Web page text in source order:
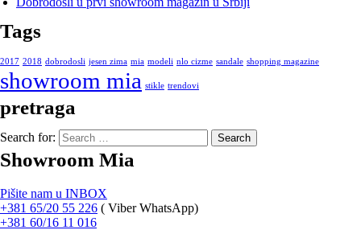
Tags
2017 2018 dobrodosli jesen zima mia modeli nlo cizme sandale shopping magazine
showroom mia stikle trendovi
pretraga
Search for:
Showroom Mia
Pišite nam u INBOX
+381 65/20 55 226 ( Viber WhatsApp)
+381 60/16 11 016